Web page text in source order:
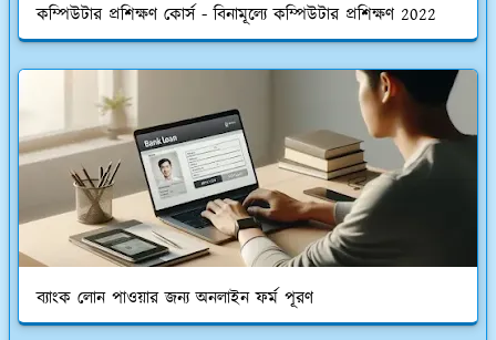
কম্পিউটার প্রশিক্ষণ কোর্স - বিনামূল্যে কম্পিউটার প্রশিক্ষণ 2022
ব্যাংক লোন পাওয়ার জন্য অনলাইন ফর্ম পূরণ